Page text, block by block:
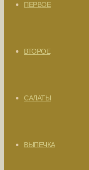
ПЕРВОЕ
ВТОРОЕ
САЛАТЫ
ВЫПЕЧКА